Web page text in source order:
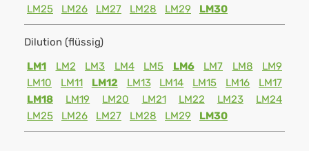
LM25 LM26 LM27 LM28 LM29 LM30
Dilution (flüssig)
LM1
LM2 LM3 LM4 LM5 LM6 LM7 LM8
LM9
LM10
LM11 LM12 LM13 LM14 LM15 LM16
LM17
LM18
LM19 LM20 LM21 LM22 LM23
LM24
LM25
LM26 LM27 LM28 LM29 LM30